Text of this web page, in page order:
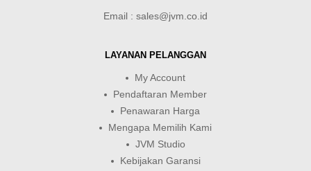
Email : sales@jvm.co.id
LAYANAN PELANGGAN
My Account
Pendaftaran Member
Penawaran Harga
Mengapa Memilih Kami
JVM Studio
Kebijakan Garansi